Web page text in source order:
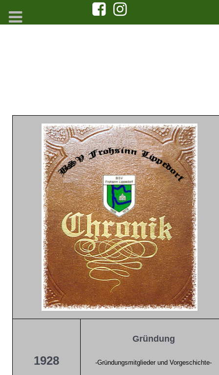
1928
Gründung
-Gründungsmitglieder und Vorgeschichte-